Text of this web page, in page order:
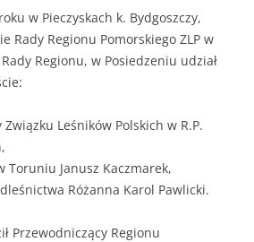
w Pieczyskach k. Bydgoszczy,
Rady Regionu Pomorskiego ZLP w
Regionu, w Posiedzeniu udział
Leśników Polskich w R.P.
Toruniu Janusz Kaczmarek,
Różanna Karol Pawlicki.
Przewodniczący Regionu